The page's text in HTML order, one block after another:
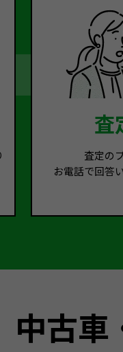
査
査定の
お電話で回答
中古車